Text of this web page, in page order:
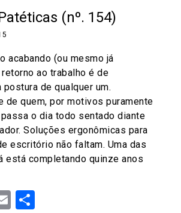
(nº. 154)
acabando (ou mesmo já
ao trabalho é de
postura de qualquer um.
de quem, por motivos puramente
o dia todo sentado diante
Soluções ergonômicas para
escritório não faltam. Uma das
está completando quinze anos
Email